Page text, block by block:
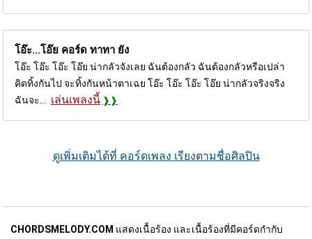
โอ๊ะ...โอ๊ย คอร์ด ทาทา ยัง
โอ๊ะ โอ๊ะ โอ๊ะ โอ๊ย น่ากลัวจังเลย ฉันต้องกลัว ฉันต้องกลัวหรือเปล่า
คิดทิ้งกันไป จะทิ้งกันหน้าตาเฉย โอ๊ะ โอ๊ะ โอ๊ะ โอ๊ย น่ากลัวจริงจริง
ฉันจะ...
เล่นเพลงนี้
ดูเพิ่มเติมได้ที่ คอร์ดเพลง เรียงตามชื่อศิลปิน
CHORDSMELODY.COM แสดงเนื้อร้อง และเนื้อร้องที่มีคอร์ดกำกับ